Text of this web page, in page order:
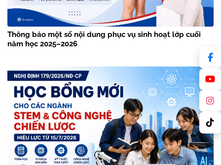
Thông báo một số nội dung phục vụ sinh hoạt lớp cuối
năm học 2025–2026